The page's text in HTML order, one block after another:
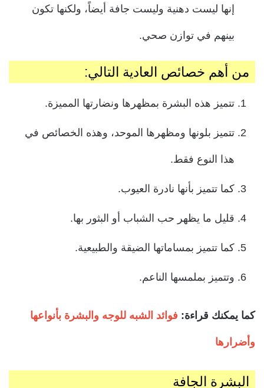
إنها ليست دهنية وليست جافة أيضاً، ولكنها تكون
بينهم في توازن صحي.
من أهم خصائص العادية التالي:
تتميز هذه البشرة بمظهرها ونضارتها المميزة.
تتميز بلونها ومظهرها الموحد، وهذه الخصائص في
هذا النوع فقط.
كما تتميز بأنها نادرة العيوب.
قليل ما يظهر حب الشباب أو البثور بها.
كما تتميز بمساماتها الضيقة والطبيعية.
وتتميز بملمسها الناعم.
كما يمكنك قراءة: فوائد الشبه للوجه والبشرة بأنواعها
وأضرارها
البشرة الجافة